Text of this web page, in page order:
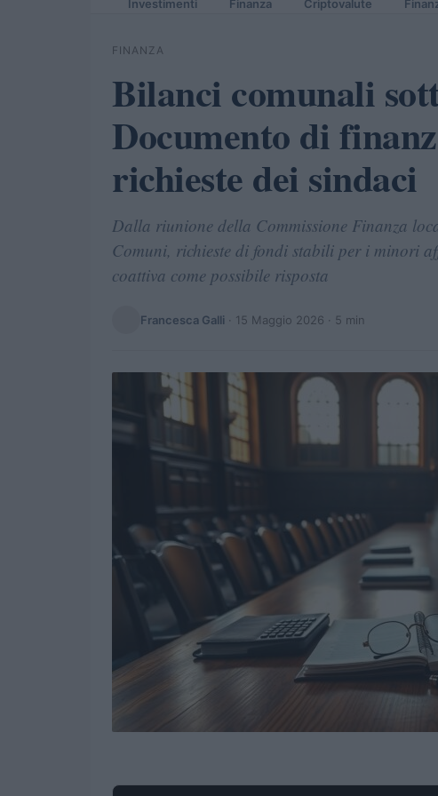
Investimenti Finanza Criptovalute
FINANZA
Bilanci comunali
Documento di
richieste dei sindaci
Dalla riunione della Commissione Finanza
Comuni, richieste di fondi stabili per i minori
coattiva come possibile risposta
Francesca Galli · 15 Maggio 2026 · 5 min